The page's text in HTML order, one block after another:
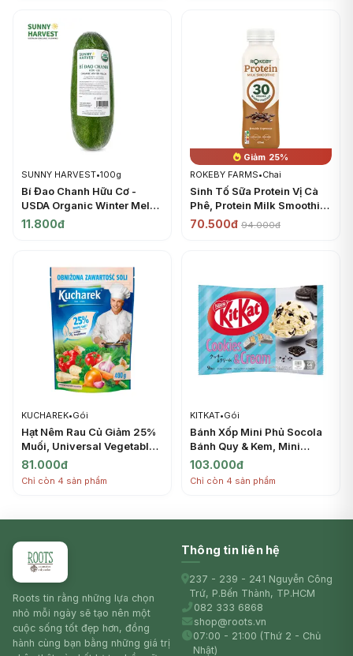
SUNNY HARVEST•100g
Bí Đao Chanh Hữu Cơ -
USDA Organic Winter Melon
- SUNNY HARVEST
11.800đ
Giảm 25%
ROKEBY FARMS•Chai
Sinh Tố Sữa Protein Vị Cà
Phê, Protein Milk Smoothie,
Double Espresso (425ml) -
70.500đ 94.000đ
KUCHAREK•Gói
Hạt Nêm Rau Củ Giảm 25%
Muối, Universal Vegetable
Seasoning, 25% Less Salt
(400g) - KUCHAREK
81.000đ
Chỉ còn 4 sản phẩm
KITKAT•Gói
Bánh Xốp Mini Phủ Socola
Bánh Quy & Kem, Mini
Wafer Bars, Cookies &
Cream, 9 Thanh (104.4g) -
103.000đ
Chỉ còn 4 sản phẩm
Roots tin rằng những lựa chọn
nhỏ mỗi ngày sẽ tạo nên một
cuộc sống tốt đẹp hơn, đồng
hành cùng bạn bằng những giá trị
Thông tin liên hệ
237 - 239 - 241 Nguyễn Công
Trứ, P.Bến Thành, TP.HCM
082 333 6868
shop@roots.vn
07:00 - 21:00 (Thứ 2 - Chủ
Nhật)